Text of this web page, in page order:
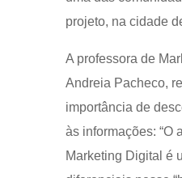
projeto, na cidade
A professora de
Andreia Pacheco,
importância de
às informações: “O
Marketing Digital é